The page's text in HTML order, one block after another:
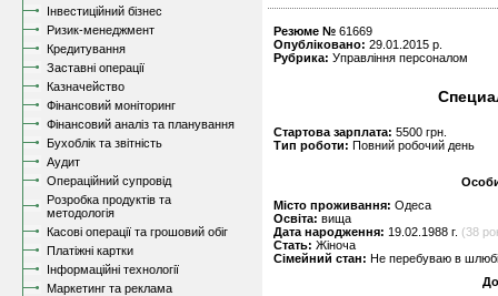
Інвестиційний бізнес
Ризик-менеджмент
Кредитування
Заставні операції
Казначейство
Фінансовий моніторинг
Фінансовий аналіз та планування
Бухоблік та звітність
Аудит
Операційний супровід
Розробка продуктів та
методологія
Касові операції та грошовий обіг
Платіжні картки
Інформаційні технології
Маркетинг та реклама
Резюме № 61669
Опубліковано: 29.01.2015 р.
Рубрика: Управління персоналом
Стартова зарплата: 5500 грн.
Тип роботи: Повний робочий день
Місто проживання: Одеса
Освіта: вища
Дата народження: 19.02.1988 г. (38
Стать: Жіноча
Сімейний стан: Не перебуваю в